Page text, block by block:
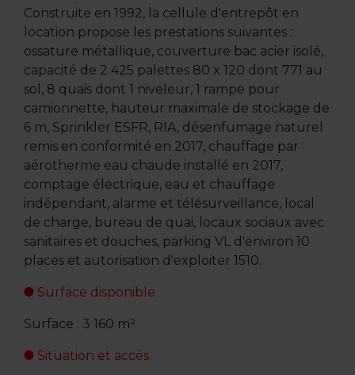
Construite en 1992, la cellule d'entrepôt en
location propose les prestations suivantes :
ossature métallique, couverture bac acier isolé,
capacité de 2 425 palettes 80 x 120 dont 771 au
sol, 8 quais dont 1 niveleur, 1 rampe pour
camionnette, hauteur maximale de stockage de
6 m, Sprinkler ESFR, RIA, désenfumage naturel
remis en conformité en 2017, chauffage par
aérotherme eau chaude installé en 2017,
comptage électrique, eau et chauffage
indépendant, alarme et télésurveillance, local
de charge, bureau de quai, locaux sociaux avec
sanitaires et douches, parking VL d'environ 10
places et autorisation d'exploiter 1510.
Surface disponible
Surface : 3 160 m²
Situation et accès